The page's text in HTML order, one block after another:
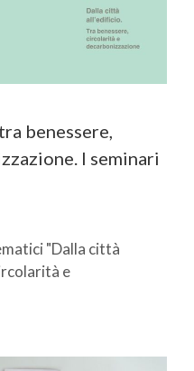
benessere,
I seminari
"Dalla città
e